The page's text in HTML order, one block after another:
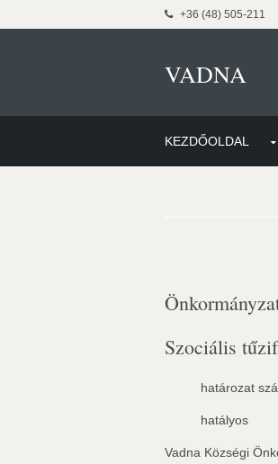
+36 (48) 505-211
VADNA
KEZDŐOLDAL
Szociális
határozat
hatályos
Vadna Községi